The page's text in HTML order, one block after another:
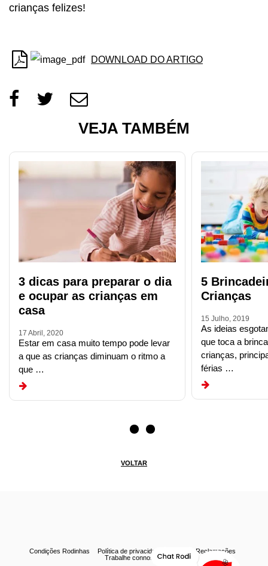
crianças felizes!
DOWNLOAD DO ARTIGO
VEJA TAMBÉM
3 dicas para preparar o dia
e ocupar as crianças em
casa
17 Abril, 2020
Estar em casa muito tempo pode levar
a que as crianças diminuam o ritmo a
que …
5
Crianças
15 Julho, 2019
As ideias
que toca a
crianças,
férias …
VOLTAR
Condições Rodinhas Política de privacidade
Livro de Reclamações
Trabalhe connosco